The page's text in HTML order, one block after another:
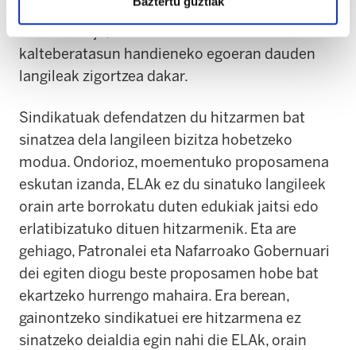
arabera. Hau da, hirugarren bajan ia ez da
kalteberatasun handieneko egoeran dauden
langileak zigortzea dakar.
Sindikatuak defendatzen du hitzarmen bat
sinatzea dela langileen bizitza hobetzeko
modua. Ondorioz, moementuko proposamena
eskutan izanda, ELAk ez du sinatuko langileek
orain arte borrokatu duten edukiak jaitsi edo
erlatibizatuko dituen hitzarmenik. Eta are
gehiago, Patronalei eta Nafarroako Gobernuari
dei egiten diogu beste proposamen hobe bat
ekartzeko hurrengo mahaira. Era berean,
gainontzeko sindikatuei ere hitzarmena ez
sinatzeko deialdia egin nahi die ELAk, orain